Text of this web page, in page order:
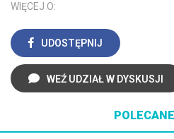
WIĘCEJ O:
UDOSTĘPNIJ
WEŹ UDZIAŁ W DYSKUSJI
POLECANE